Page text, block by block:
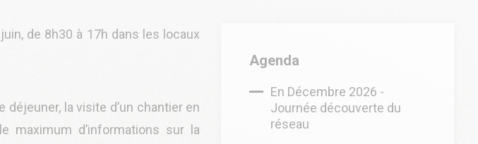
de 8h30 à 17h dans les locaux
la visite d’un chantier en
maximum d’informations sur la
Agenda
En Décembre 2026 -
Journée découverte du
réseau